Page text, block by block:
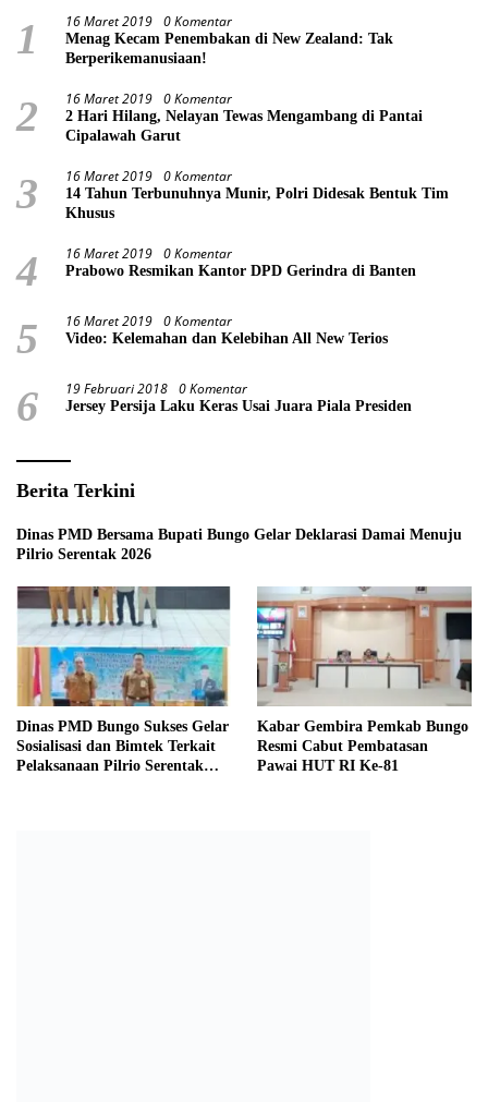
1 16 Maret 2019 0 Komentar
Menag Kecam Penembakan di New Zealand: Tak
Berperikemanusiaan!
2 16 Maret 2019 0 Komentar
2 Hari Hilang, Nelayan Tewas Mengambang di Pantai
Cipalawah Garut
3 16 Maret 2019 0 Komentar
14 Tahun Terbunuhnya Munir, Polri Didesak Bentuk Tim
Khusus
4 16 Maret 2019 0 Komentar
Prabowo Resmikan Kantor DPD Gerindra di Banten
5 16 Maret 2019 0 Komentar
Video: Kelemahan dan Kelebihan All New Terios
6 19 Februari 2018 0 Komentar
Jersey Persija Laku Keras Usai Juara Piala Presiden
Berita Terkini
Dinas PMD Bersama Bupati Bungo Gelar Deklarasi Damai Menuju
Pilrio Serentak 2026
Dinas PMD Bungo Sukses Gelar
Sosialisasi dan Bimtek Terkait
Pelaksanaan Pilrio Serentak
Kabar Gembira Pemkab Bungo
Resmi Cabut Pembatasan
Pawai HUT RI Ke-81